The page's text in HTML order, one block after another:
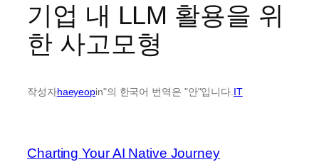
기업 내 LLM 활용을 위
한 사고모형
작성자haeyeopin"의 한국어 번역은 "안"입니다.IT
Charting Your AI Native Journey